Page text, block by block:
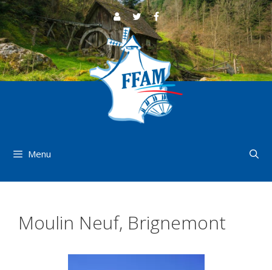
Aller
au
contenu
Menu
Moulin Neuf, Brignemont